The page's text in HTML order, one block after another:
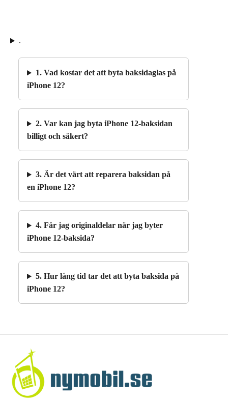
.
1. Vad kostar det att byta baksidaglas på
iPhone 12?
2. Var kan jag byta iPhone 12-baksidan
billigt och säkert?
3. Är det värt att reparera baksidan på
en iPhone 12?
4. Får jag originaldelar när jag byter
iPhone 12-baksida?
5. Hur lång tid tar det att byta baksida på
iPhone 12?